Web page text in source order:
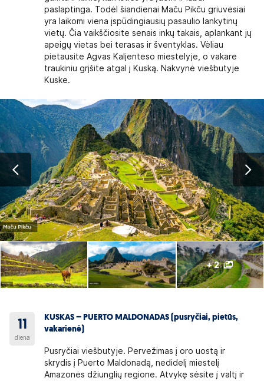
paslaptinga. Todėl šiandienai Maču Pikču griuvėsiai
yra laikomi viena įspūdingiausių pasaulio lankytinų
vietų. Čia vaikščiosite senais inkų takais, aplankant jų
apeigų vietas bei terasas ir šventyklas. Vėliau
pietausite Agvas Kaljenteso miestelyje, o vakare
traukiniu grįšite atgal į Kuską. Nakvynė viešbutyje
Kuske.
+ 2
11
diena
KUSKAS – PUERTO MALDONADAS (pusryčiai, pietūs,
vakarienė)
Pusryčiai viešbutyje. Pervežimas į oro uostą ir
skrydis į Puerto Maldonadą, nedidelį miestelį
Amazonės džiunglių regione. Atvykę sėsite į valtį ir